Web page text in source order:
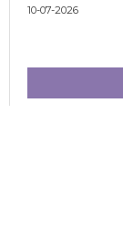
10-07-2026